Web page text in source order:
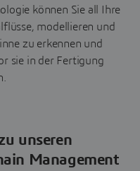
können Sie all Ihre
modellieren und
zu erkennen und
sie in der Fertigung
unseren
Management